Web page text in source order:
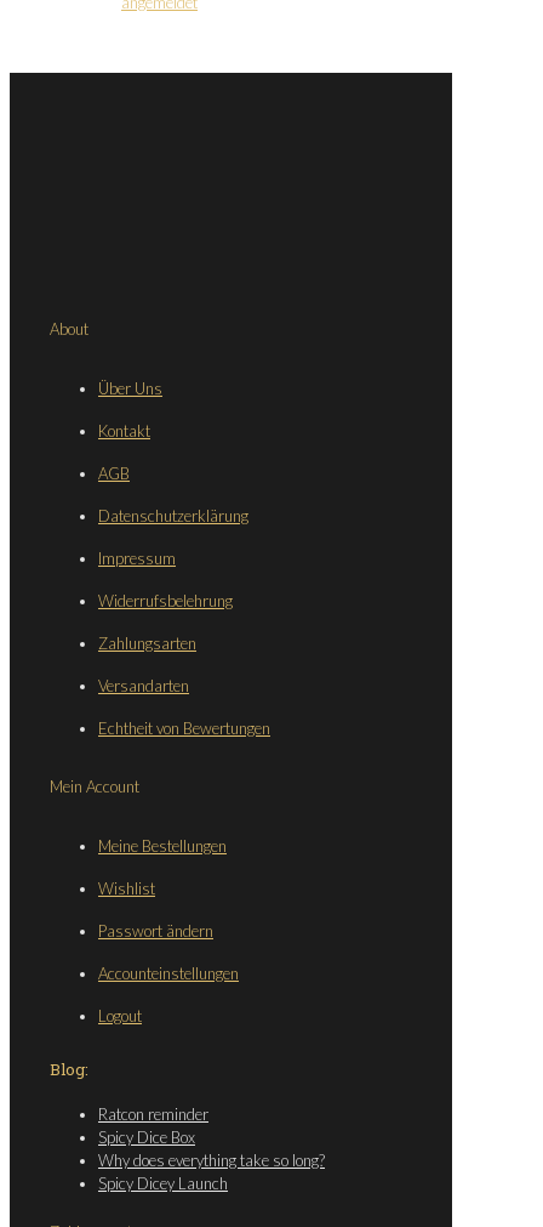
About
Über Uns
Kontakt
AGB
Datenschutzerklärung
Impressum
Widerrufsbelehrung
Zahlungsarten
Versandarten
Echtheit von Bewertungen
Mein Account
Meine Bestellungen
Wishlist
Passwort ändern
Accounteinstellungen
Logout
Blog:
Ratcon reminder
Spicy Dice Box
Why does everything take so long?
Spicy Dicey Launch